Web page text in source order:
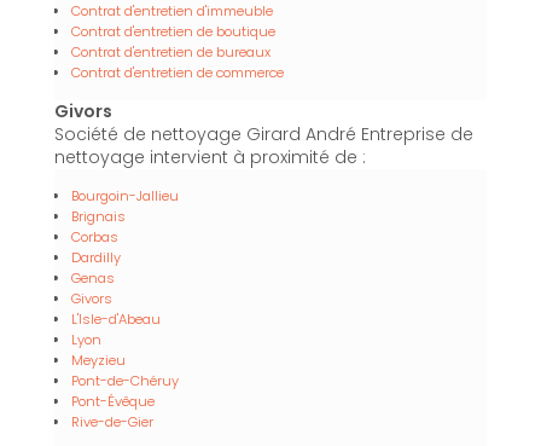
Contrat d'entretien d'immeuble
Contrat d'entretien de boutique
Contrat d'entretien de bureaux
Contrat d'entretien de commerce
Givors
Société de nettoyage Girard André Entreprise de
nettoyage intervient à proximité de :
Bourgoin-Jallieu
Brignais
Corbas
Dardilly
Genas
Givors
L'Isle-d'Abeau
Lyon
Meyzieu
Pont-de-Chéruy
Pont-Évêque
Rive-de-Gier